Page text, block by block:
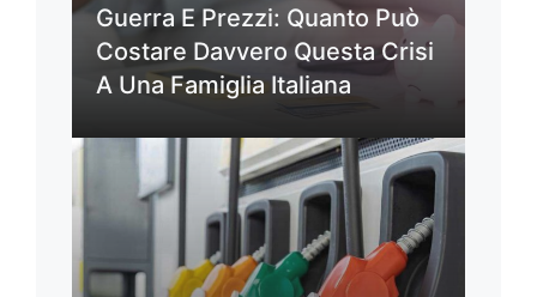
Guerra E Prezzi: Quanto Può
Costare Davvero Questa Crisi
A Una Famiglia Italiana